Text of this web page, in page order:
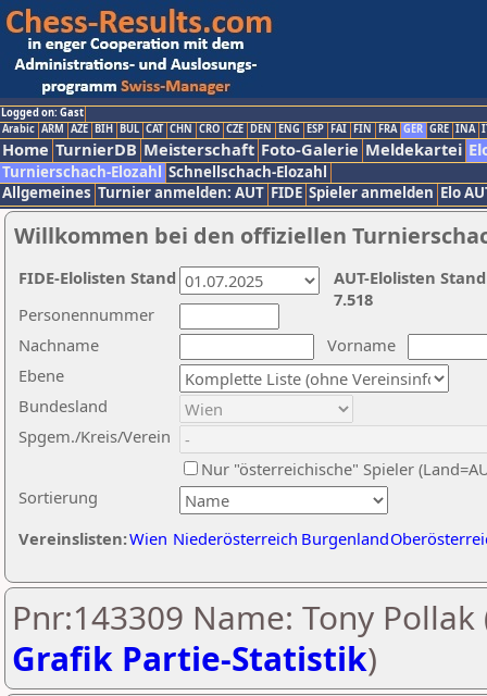
Logged on: Gast
Arabic ARM AZE BIH BUL CAT CHN CRO CZE DEN ENG ESP FAI FIN FRA GER GRE INA
Home TurnierDB Meisterschaft Foto-Galerie Meldekartei
Turnierschach-Elozahl Schnellschach-Elozahl
Allgemeines Turnier anmelden: AUT FIDE Spieler anmelden Elo
Willkommen bei den offiziellen
Nachname
Vorname
Ebene
Sortierung
Personennummer
Bundesland
Spgem./Kreis/Verein
Nur "österreichische" Spieler
Vereinslisten:Wien Niederösterreich Burgenland
AUT-Elolisten
7.518
FIDE-Elolisten Stand
Pnr:143309 Name: Tony Pollak
Grafik Partie-Statistik)